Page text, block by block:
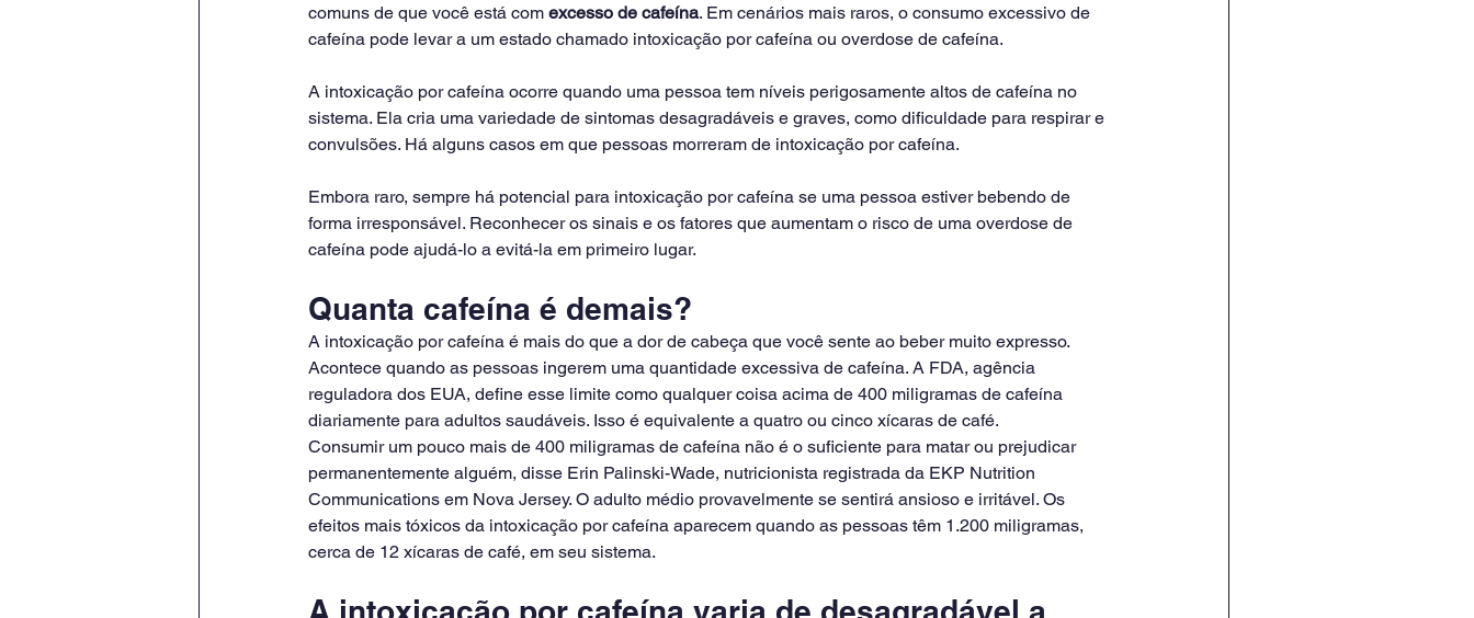
comuns de que você está com excesso de cafeína. Em cenários mais raros, o consumo excessivo de
cafeína pode levar a um estado chamado intoxicação por cafeína ou overdose de cafeína.
A intoxicação por cafeína ocorre quando uma pessoa tem níveis perigosamente altos de cafeína no
sistema. Ela cria uma variedade de sintomas desagradáveis e graves, como dificuldade para respirar e
convulsões. Há alguns casos em que pessoas morreram de intoxicação por cafeína.
Embora raro, sempre há potencial para intoxicação por cafeína se uma pessoa estiver bebendo de
forma irresponsável. Reconhecer os sinais e os fatores que aumentam o risco de uma overdose de
cafeína pode ajudá-lo a evitá-la em primeiro lugar.
Quanta cafeína é demais?
A intoxicação por cafeína é mais do que a dor de cabeça que você sente ao beber muito expresso.
Acontece quando as pessoas ingerem uma quantidade excessiva de cafeína. A FDA, agência
reguladora dos EUA, define esse limite como qualquer coisa acima de 400 miligramas de cafeína
diariamente para adultos saudáveis. Isso é equivalente a quatro ou cinco xícaras de café.
Consumir um pouco mais de 400 miligramas de cafeína não é o suficiente para matar ou prejudicar
permanentemente alguém, disse Erin Palinski-Wade, nutricionista registrada da EKP Nutrition
Communications em Nova Jersey. O adulto médio provavelmente se sentirá ansioso e irritável. Os
efeitos mais tóxicos da intoxicação por cafeína aparecem quando as pessoas têm 1.200 miligramas,
cerca de 12 xícaras de café, em seu sistema.
A intoxicação por cafeína varia de desagradável a